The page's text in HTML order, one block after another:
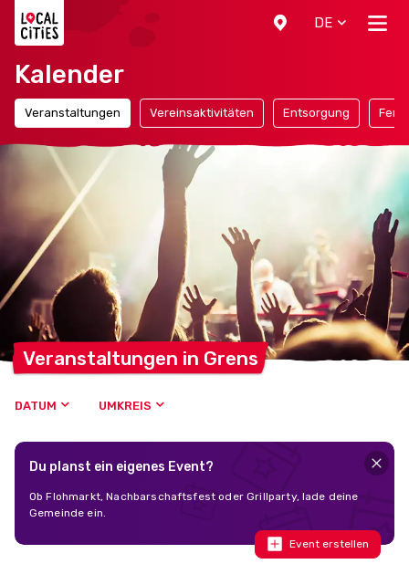
DE
Kalender
Veranstaltungen Vereinsaktivitäten Entsorgung
Veranstaltungen in Grens
DATUM UMKREIS
Du planst ein eigenes Event?
Ob Flohmarkt, Nachbarschaftsfest oder Grillparty, lade deine
Gemeinde ein.
Event erstellen